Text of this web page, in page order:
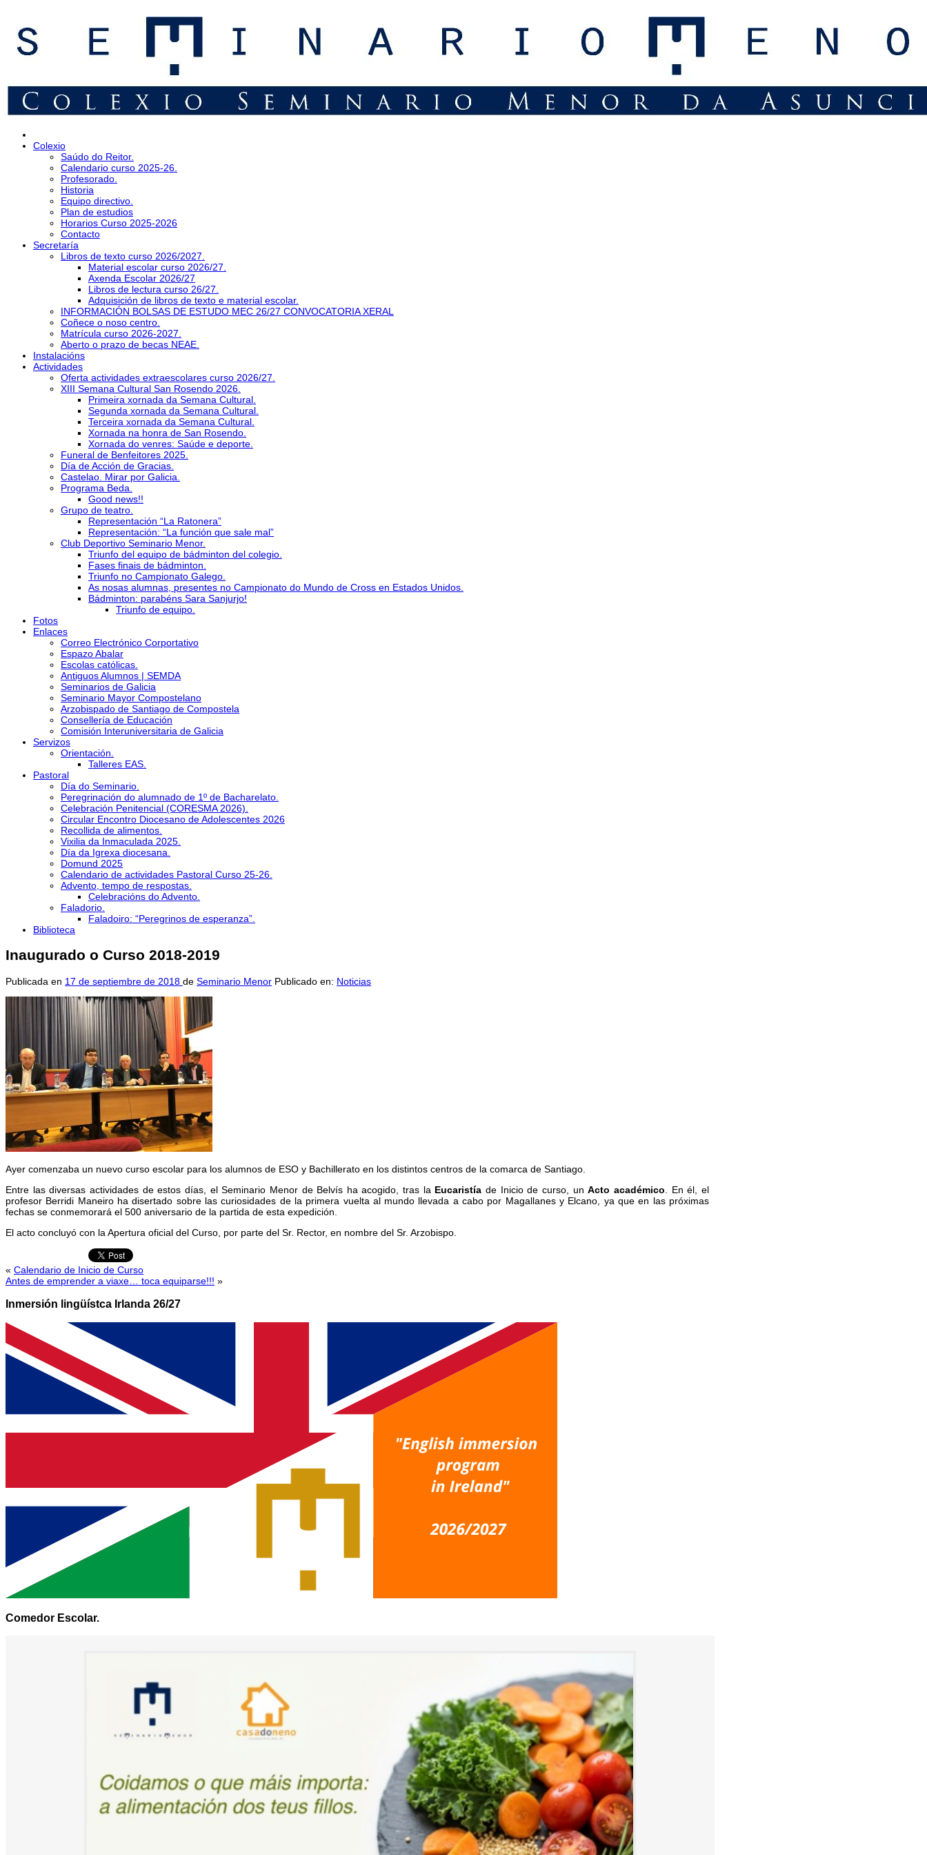
Colexio
Saúdo do Reitor.
Calendario curso 2025-26.
Profesorado.
Historia
Equipo directivo.
Plan de estudios
Horarios Curso 2025-2026
Contacto
Secretaría
Libros de texto curso 2026/2027.
Material escolar curso 2026/27.
Axenda Escolar 2026/27
Libros de lectura curso 26/27.
Adquisición de libros de texto e material escolar.
INFORMACIÓN BOLSAS DE ESTUDO MEC 26/27 CONVOCATORIA XERAL
Coñece o noso centro.
Matrícula curso 2026-2027.
Aberto o prazo de becas NEAE.
Instalacións
Actividades
Oferta actividades extraescolares curso 2026/27.
XIII Semana Cultural San Rosendo 2026.
Primeira xornada da Semana Cultural.
Segunda xornada da Semana Cultural.
Terceira xornada da Semana Cultural.
Xornada na honra de San Rosendo.
Xornada do venres: Saúde e deporte.
Funeral de Benfeitores 2025.
Día de Acción de Gracias.
Castelao. Mirar por Galicia.
Programa Beda.
Good news!!
Grupo de teatro.
Representación “La Ratonera”
Representación: “La función que sale mal”
Club Deportivo Seminario Menor.
Triunfo del equipo de bádminton del colegio.
Fases finais de bádminton.
Triunfo no Campionato Galego.
As nosas alumnas, presentes no Campionato do Mundo de Cross en Estados Unidos.
Bádminton: parabéns Sara Sanjurjo!
Triunfo de equipo.
Fotos
Enlaces
Correo Electrónico Corportativo
Espazo Abalar
Escolas católicas.
Antiguos Alumnos | SEMDA
Seminarios de Galicia
Seminario Mayor Compostelano
Arzobispado de Santiago de Compostela
Consellería de Educación
Comisión Interuniversitaria de Galicia
Servizos
Orientación.
Talleres EAS.
Pastoral
Día do Seminario.
Peregrinación do alumnado de 1º de Bacharelato.
Celebración Penitencial (CORESMA 2026).
Circular Encontro Diocesano de Adolescentes 2026
Recollida de alimentos.
Vixilia da Inmaculada 2025.
Día da Igrexa diocesana.
Domund 2025
Calendario de actividades Pastoral Curso 25-26.
Advento, tempo de respostas.
Celebracións do Advento.
Faladorio.
Faladoiro: “Peregrinos de esperanza”.
Biblioteca
Inaugurado o Curso 2018-2019
Publicada en 17 de septiembre de 2018 de Seminario Menor Publicado en: Noticias
Ayer comenzaba un nuevo curso escolar para los alumnos de ESO y Bachillerato en los distintos centros de la comarca de Santiago.
Entre las diversas actividades de estos días, el Seminario Menor de Belvís ha acogido, tras la Eucaristía de Inicio de curso, unActo académico . En él, el
profesor Berridi Maneiro ha disertado sobre las curiosidades de la primera vuelta al mundo llevada a cabo por Magallanes y Elcano, ya que en las próximas
fechas se conmemorará el 500 aniversario de la partida de esta expedición.
El acto concluyó con la Apertura oficial del Curso, por parte del Sr. Rector, en nombre del Sr. Arzobispo.
« Calendario de Inicio de Curso
Antes de emprender a viaxe… toca equiparse!!! »
Inmersión lingüístca Irlanda 26/27
Comedor Escolar.